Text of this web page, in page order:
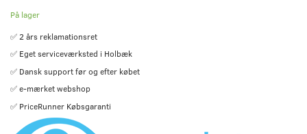
På lager
✅ 2 års reklamationsret
✅ Eget serviceværksted i Holbæk
✅ Dansk support før og efter købet
✅ e-mærket webshop
✅ PriceRunner Købsgaranti